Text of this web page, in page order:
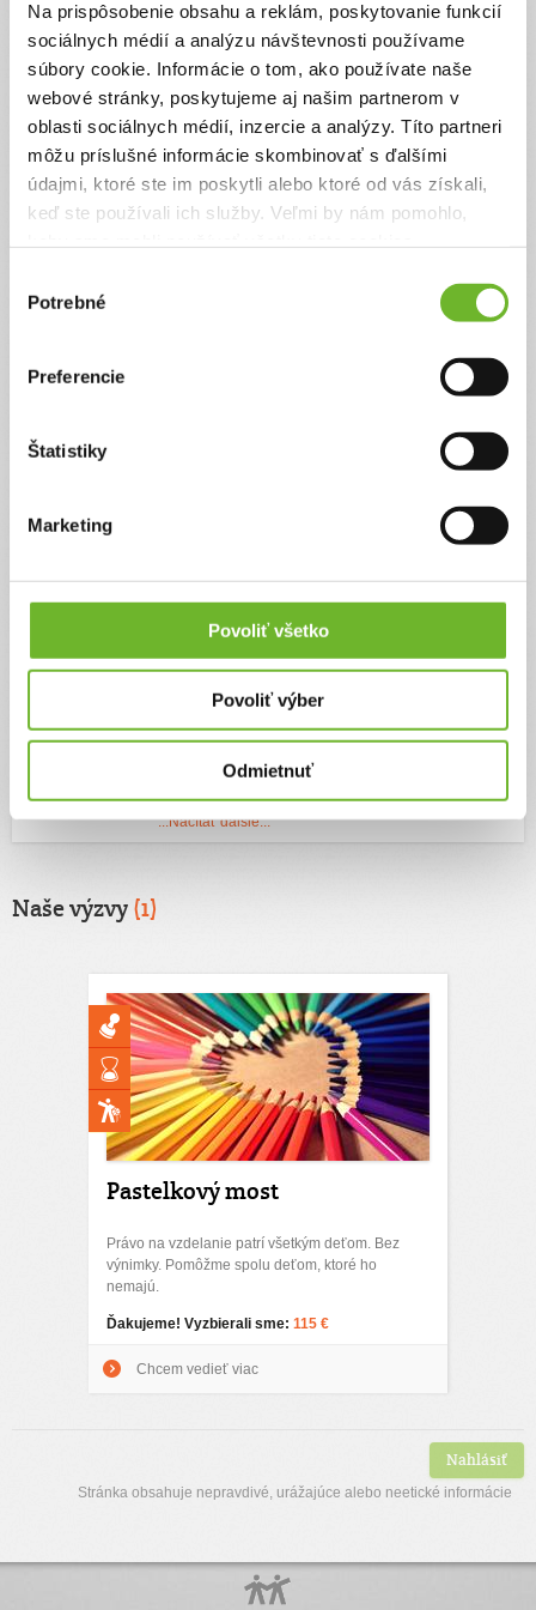
Na prispôsobenie obsahu a reklám, poskytovanie funkcií
sociálnych médií a analýzu návštevnosti používame
súbory cookie. Informácie o tom, ako používate naše
webové stránky, poskytujeme aj našim partnerom v
oblasti sociálnych médií, inzercie a analýzy. Títo partneri
môžu príslušné informácie skombinovať s ďalšími
údajmi, ktoré ste im poskytli alebo ktoré od vás získali,
keď ste používali ich služby. Veľmi by nám pomohlo,
súhlasu
Potrebné
Preferencie
Štatistiky
Marketing
Povoliť všetko
Povoliť výber
Odmietnuť
spravme vianoce neznámym starkým.
Facebook
www.facebook.com/pohodovosk/
Web
pohodovo.sk/
Chcem podporiť
Zoznam darov (28)
Najvyšší dar: Priemerná výška daru: 7.71 €
Dátum darovania Výška daru
5.12.2019 10,00 €
14.11.2019 15,00 €
11.11.2019 Dobrý človek Jednorazový 10,00 €
30.10.2019 Dobrý človek Jednorazový 10,00 €
Dobrý človek
5.12.2018 Daniela Skopcova Jednorazový 2,00 €
Dobrý človek
...Načítať ďalšie...
Naše výzvy(1)
Pastelkový most
Právo na vzdelanie patrí všetkým deťom. Bez
výnimky. Pomôžme spolu deťom, ktoré ho
nemajú.
Ďakujeme! Vyzbierali sme: 115 €
Chcem vedieť viac
Nahlásiť
Stránka obsahuje nepravdivé, urážajúce alebo neetické informácie